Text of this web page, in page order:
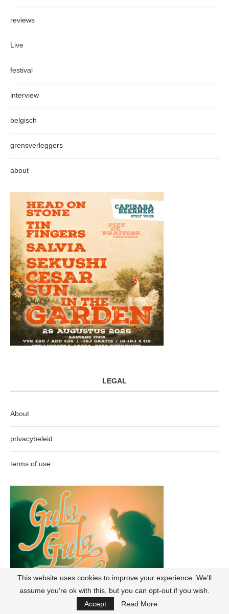
reviews
Live
festival
interview
belgisch
grensverleggers
about
LEGAL
About
privacybeleid
terms of use
This website uses cookies to improve your experience. We'll
assume you're ok with this, but you can opt-out if you wish.
Accept
Read More